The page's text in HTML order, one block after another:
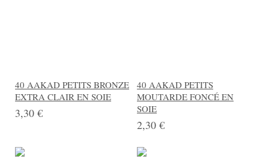
40 AAKAD PETITS BRONZE
EXTRA CLAIR EN SOIE
3,30 €
40 AAKAD PETITS
MOUTARDE FONCÉ EN
SOIE
2,30 €